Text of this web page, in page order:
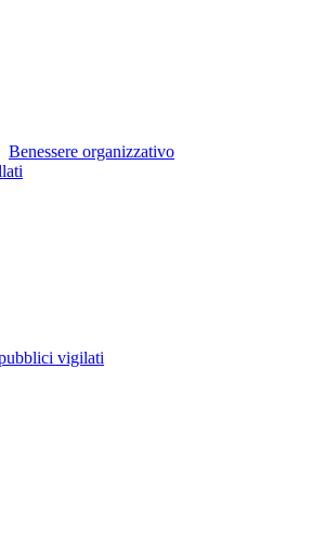
Benessere organizzativo
vigilati